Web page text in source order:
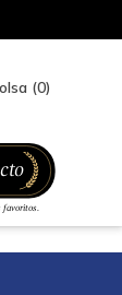
0